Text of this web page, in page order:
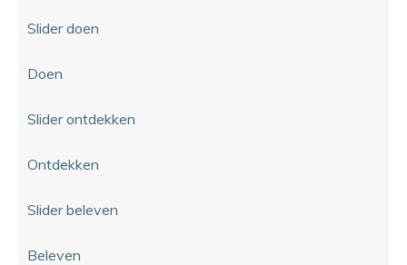
Slider doen
Doen
Slider ontdekken
Ontdekken
Slider beleven
Beleven